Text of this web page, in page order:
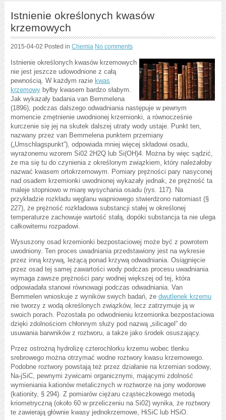
Istnienie określonych kwasów
krzemowych
2015-04-02 Posted in Chemia No comments
Istnienie określonych kwasów krzemowych
nie jest jeszcze udowodnione z całą
pewnością. W każdym razie kwas
krzemowybyłby kwasem bardzo słabym.
Jak wykazały badania van Bemmelena
(1896), podczas dalszego odwadniania następuje w pewnym
momencie zmętnienie uwodnionej krzemionki, a równocześnie
kurczenie się jej na skutek dalszej utraty wody ustaje. Punkt ten,
nazwany przez van Bemmelena punktem przemiany
(„Umschlagspunkt”), odpowiada mniej więcej składowi osadu,
wyrażonemu wzorem Si02 2H2Q lub Si(OH)4. Można by więc sądzić,
że ma się tu do czynienia z określonym związkiem, który należałoby
nazwać kwasem ortokrzemowym. Pomiary prężności pary nasyconej
nad osadem krzemionki uwodnionej wykazały jednak, że prężność ta
maleje stopniowo w miarę wysychania osadu (rys. 117). Na
przykładzie rozkładu węglanu wapniowego stwierdzono natomiast (§
227), że prężność rozkładowa substancji stałej w określonej
temperaturze zachowuje wartość stałą, dopóki substancja ta nie ulega
całkowitemu rozpadowi.
Wysuszony osad krzemionki bezpostaciowej może być z powrotem
uwodniony. Ten proces uwadniania przedstawiony jest na wykresie
przez inną krzywą, leżącą ponad krzywą odwadniania. Osiągnięcie
przez osad tej samej zawartości wody podczas procesu uwadniania
wymaga zawsze prężności pary wodnej większej od tej, która
odpowiadała stanowi równowagi podczas odwadniania. Van
Bemmelen wnioskuje z wyników swych badań, że dwutlenek krzemu
nie tworzy z wodą określonych związków, lecz zatrzymuje ją w
swoich porach. Pozostała po odwodnieniu krzemionka bezpostaciowa
dzięki zdolnościom chłonnym służy pod nazwą „silicagel” do
usuwania barwników z roztworu, a także jako środek osuszający.
Przez ostrożną hydrolizę czterochlorku krzemu wobec tlenku
srebrowego można otrzymać wodne roztwory kwasu krzemowego.
Podobne roztwory powstają też przez działanie na krzemian sodowy,
Na-jSiC, pewnymi żywicami organicznymi, mającymi zdolność
wymieniania kationów metalicznych w roztworze na jony wodorowe
(kationity, § 294). Z pomiarów ciężaru cząsteczkowego metodą
kriometryczną (około 60 w przeliczeniu na Si02) wynika, że roztwory
te zawierają głównie kwasy jednokrzemowe, HiSiC lub HSiO.